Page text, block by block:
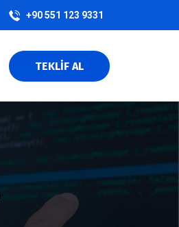
+90 551 123 9331
TEKLİF AL